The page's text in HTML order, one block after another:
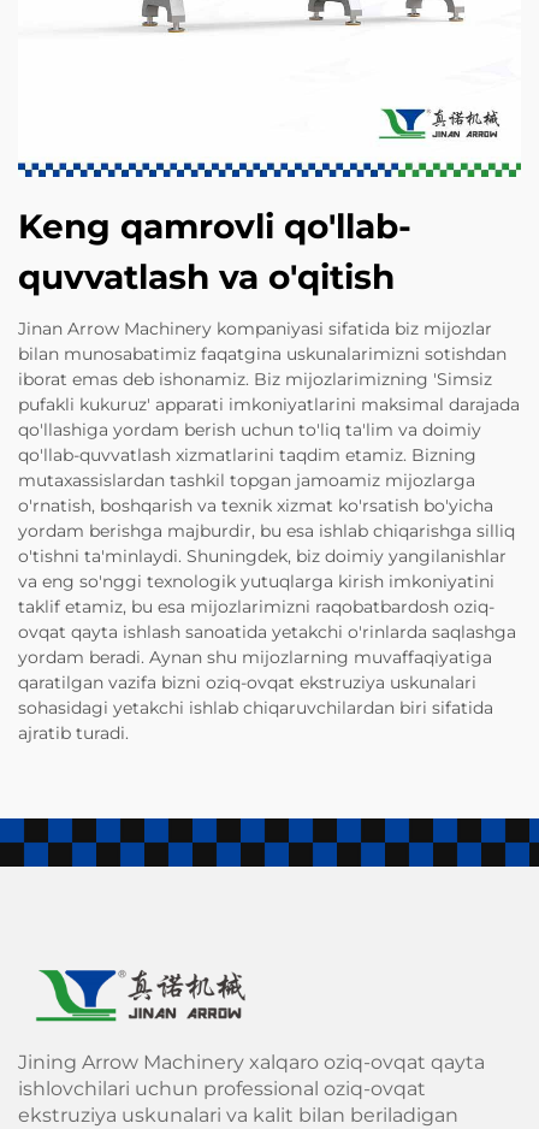
Keng qamrovli qo'llab-
quvvatlash va o'qitish
Jinan Arrow Machinery kompaniyasi sifatida biz mijozlar
bilan munosabatimiz faqatgina uskunalarimizni sotishdan
iborat emas deb ishonamiz. Biz mijozlarimizning 'Simsiz
pufakli kukuruz' apparati imkoniyatlarini maksimal darajada
qo'llashiga yordam berish uchun to'liq ta'lim va doimiy
qo'llab-quvvatlash xizmatlarini taqdim etamiz. Bizning
mutaxassislardan tashkil topgan jamoamiz mijozlarga
o'rnatish, boshqarish va texnik xizmat ko'rsatish bo'yicha
yordam berishga majburdir, bu esa ishlab chiqarishga silliq
o'tishni ta'minlaydi. Shuningdek, biz doimiy yangilanishlar
va eng so'nggi texnologik yutuqlarga kirish imkoniyatini
taklif etamiz, bu esa mijozlarimizni raqobatbardosh oziq-
ovqat qayta ishlash sanoatida yetakchi o'rinlarda saqlashga
yordam beradi. Aynan shu mijozlarning muvaffaqiyatiga
qaratilgan vazifa bizni oziq-ovqat ekstruziya uskunalari
sohasidagi yetakchi ishlab chiqaruvchilardan biri sifatida
ajratib turadi.
Jining Arrow Machinery xalqaro oziq-ovqat qayta
ishlovchilari uchun professional oziq-ovqat
ekstruziya uskunalari va kalit bilan beriladigan